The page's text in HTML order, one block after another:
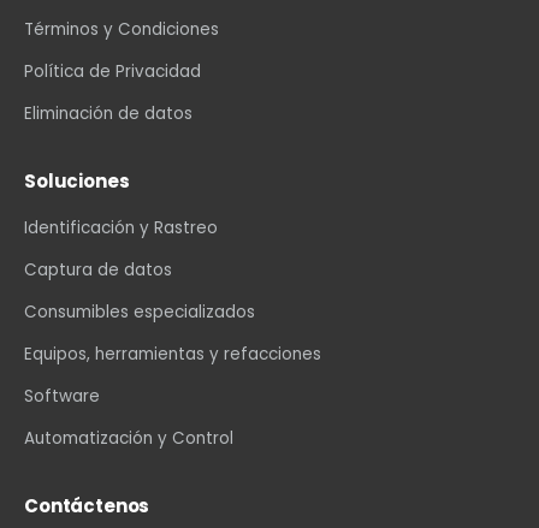
Términos y Condiciones
Política de Privacidad
Eliminación de datos
Soluciones
Identificación y Rastreo
Captura de datos
Consumibles especializados
Equipos, herramientas y refacciones
Software
Automatización y Control
Contáctenos